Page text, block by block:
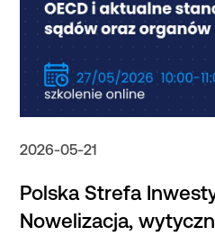
2026-05-21
Polska Strefa
Nowelizacja,